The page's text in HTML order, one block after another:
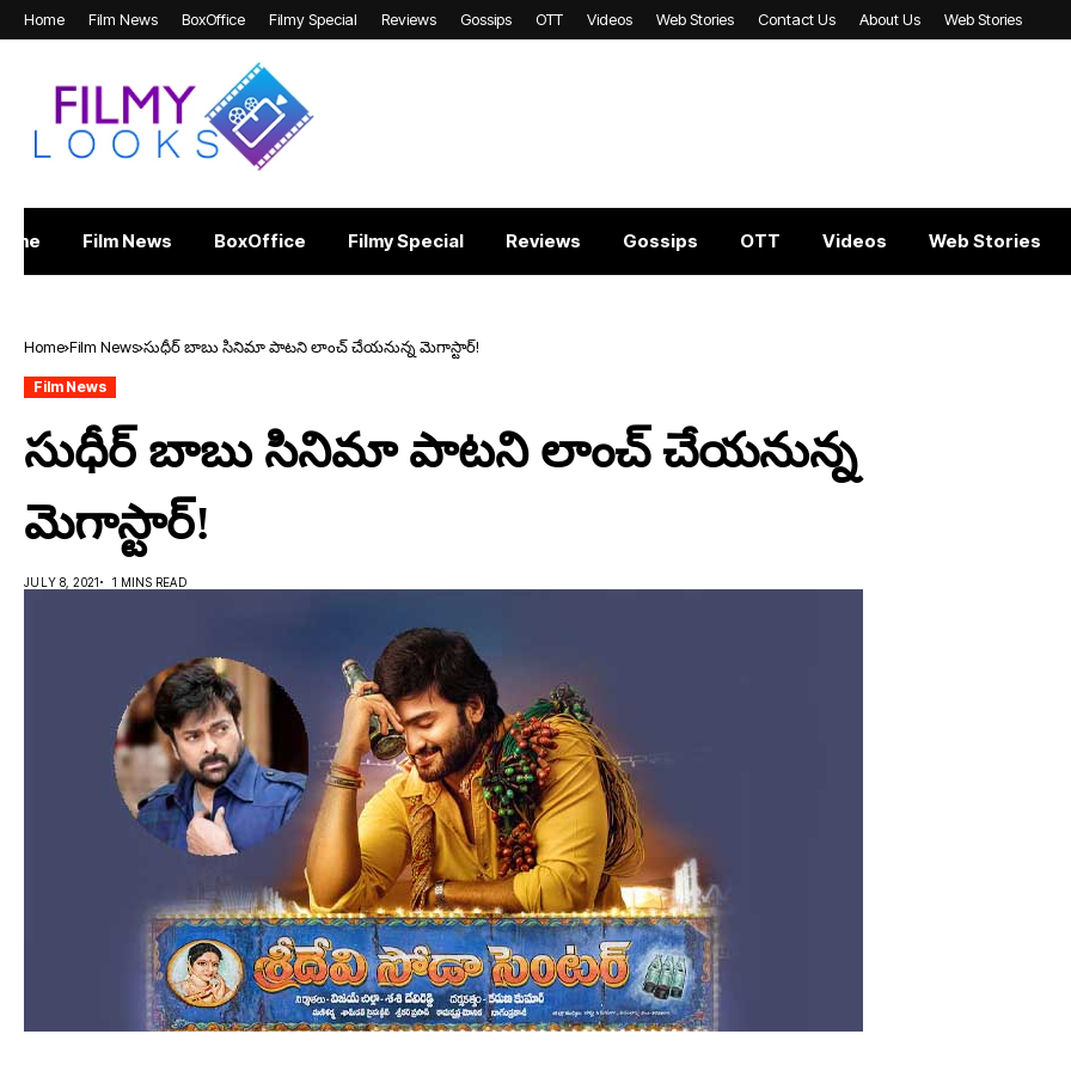
Home Film News BoxOffice Filmy Special Reviews Gossips OTT Videos Web Stories Contact Us About Us Web Stories
Film News BoxOffice Filmy Special Reviews Gossips OTT Videos Web Stories
Home Film News సుధీర్ బాబు సినిమా పాటని లాంచ్ చేయనున్న మెగాస్టార్!
Film News
సుధీర్ బాబు సినిమా పాటని లాంచ్ చేయనున్న
మెగాస్టార్!
JULY 8, 2021 1 MINS READ